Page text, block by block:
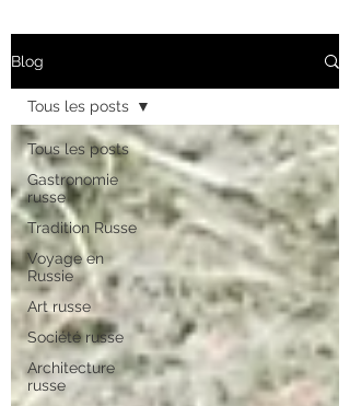
Blog
Tous les posts
Gastronomie
russe
Tradition Russe
Voyage en
Russie
Art russe
Société russe
Architecture
russe
Tous les posts